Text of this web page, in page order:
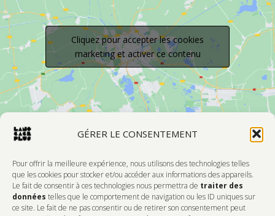
GÉRER LE CONSENTEMENT
Pour offrir la meilleure expérience, nous utilisons des technologies telles
que les cookies pour stocker et/ou accéder aux informations des appareils.
Le fait de consentir à ces technologies nous permettra de traiter des
données telles que le comportement de navigation ou les ID uniques sur
ce site. Le fait de ne pas consentir ou de retirer son consentement peut
Cliquez pour accepter les cookies
marketing et activer ce contenu
Devenir Membre